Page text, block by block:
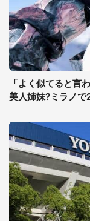
「よく似てると言
美人姉妹?ミラノで